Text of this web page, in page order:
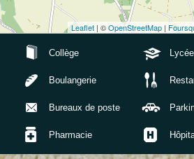
Leaflet | ©OpenStreetMap |
Collège Lycée
Boulangerie
Bureaux de poste
Pharmacie